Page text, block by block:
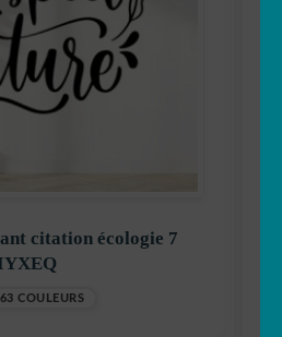
citation écologie 7
COULEURS